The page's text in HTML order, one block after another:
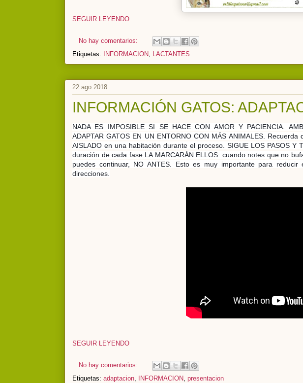
SEGUIR LEYENDO
No hay comentarios:
Etiquetas:
INFORMACION, LACTANTES
22 ago 2018
INFORMACIÓN GATOS:
NADA ES IMPOSIBLE SI SE HACE CON AMOR Y PACIENCIA.
ADAPTAR GATOS EN UN ENTORNO CON MÁS ANIMALES.
AISLADO en una habitación durante el proceso. SIGUE LOS PASOS Y
duración de cada fase LA MARCARÁN ELLOS: cuando notes que no
puedes continuar, NO ANTES. Esto es muy importante para
direcciones.
SEGUIR LEYENDO
No hay comentarios:
Etiquetas: adaptacion, INFORMACION, presentacion